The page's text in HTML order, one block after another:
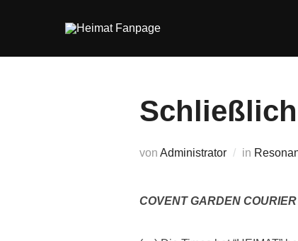
von Administrator in
COVENT GARDEN COURIER